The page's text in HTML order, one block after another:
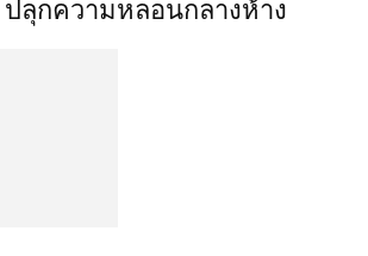
ปลุกความหลอนกลางห้าง